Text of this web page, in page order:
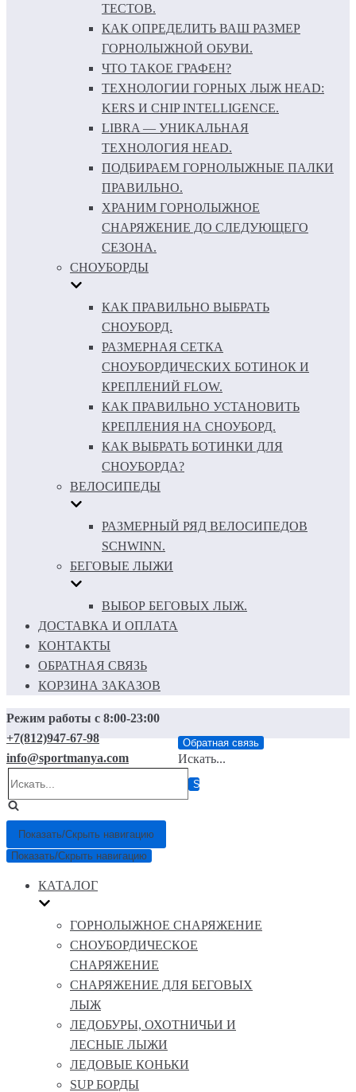
ТЕСТОВ.
КАК ОПРЕДЕЛИТЬ ВАШ РАЗМЕР
ГОРНОЛЫЖНОЙ ОБУВИ.
ЧТО ТАКОЕ ГРАФЕН?
ТЕХНОЛОГИИ ГОРНЫХ ЛЫЖ HEAD:
KERS И CHIP INTELLIGENCE.
LIBRA — УНИКАЛЬНАЯ
ТЕХНОЛОГИЯ HEAD.
ПОДБИРАЕМ ГОРНОЛЫЖНЫЕ ПАЛКИ
ПРАВИЛЬНО.
ХРАНИМ ГОРНОЛЫЖНОЕ
СНАРЯЖЕНИЕ ДО СЛЕДУЮЩЕГО
СЕЗОНА.
СНОУБОРДЫ
КАК ПРАВИЛЬНО ВЫБРАТЬ
СНОУБОРД.
РАЗМЕРНАЯ СЕТКА
СНОУБОРДИЧЕСКИХ БОТИНОК И
КРЕПЛЕНИЙ FLOW.
КАК ПРАВИЛЬНО УСТАНОВИТЬ
КРЕПЛЕНИЯ НА СНОУБОРД.
КАК ВЫБРАТЬ БОТИНКИ ДЛЯ
СНОУБОРДА?
ВЕЛОСИПЕДЫ
РАЗМЕРНЫЙ РЯД ВЕЛОСИПЕДОВ
SCHWINN.
БЕГОВЫЕ ЛЫЖИ
ВЫБОР БЕГОВЫХ ЛЫЖ.
ДОСТАВКА И ОПЛАТА
КОНТАКТЫ
ОБРАТНАЯ СВЯЗЬ
КОРЗИНА ЗАКАЗОВ
Режим работы с 8:00-23:00
+7(812)947-67-98
info@sportmanya.com
Обратная связь
Искать...
Показать/Скрыть навигацию
Показать/Скрыть навигацию
КАТАЛОГ
ГОРНОЛЫЖНОЕ СНАРЯЖЕНИЕ
СНОУБОРДИЧЕСКОЕ
СНАРЯЖЕНИЕ
СНАРЯЖЕНИЕ ДЛЯ БЕГОВЫХ
ЛЫЖ
ЛЕДОБУРЫ, ОХОТНИЧЬИ И
ЛЕСНЫЕ ЛЫЖИ
ЛЕДОВЫЕ КОНЬКИ
SUP БОРДЫ